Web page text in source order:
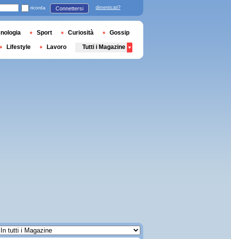
ricorda Connettersi dimenticati?
Sport Curiosità Gossip
Lifestyle Lavoro Tutti i Magazine